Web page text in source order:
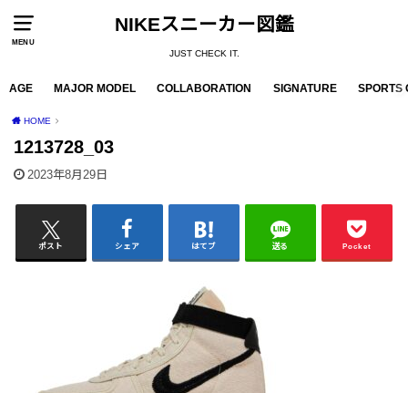
MENU
NIKEスニーカー図鑑
JUST CHECK IT.
AGE MAJOR MODEL COLLABORATION SIGNATURE SPORTS
HOME
1213728_03
2023年8月29日
ポスト シェア はてブ 送る Pocket